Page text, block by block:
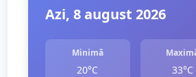
Azi, 8 august 2026
Minimă
20°C 33°C